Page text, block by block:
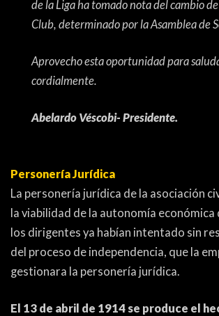
de la Liga ha tomado nota del cambio
Club, determinado por la Asamblea de
Aprovecho esta oportunidad para
cordialmente.
Abelardo Véscobi- Presidente.
Personería Jurídica
La personería jurídica de la asociación
la viabilidad de la autonomía económica
los dirigentes ya habían intentado sin
del proceso de independencia, que la
gestionara la personería jurídica.
El 13 de abril de 1914 se produce el